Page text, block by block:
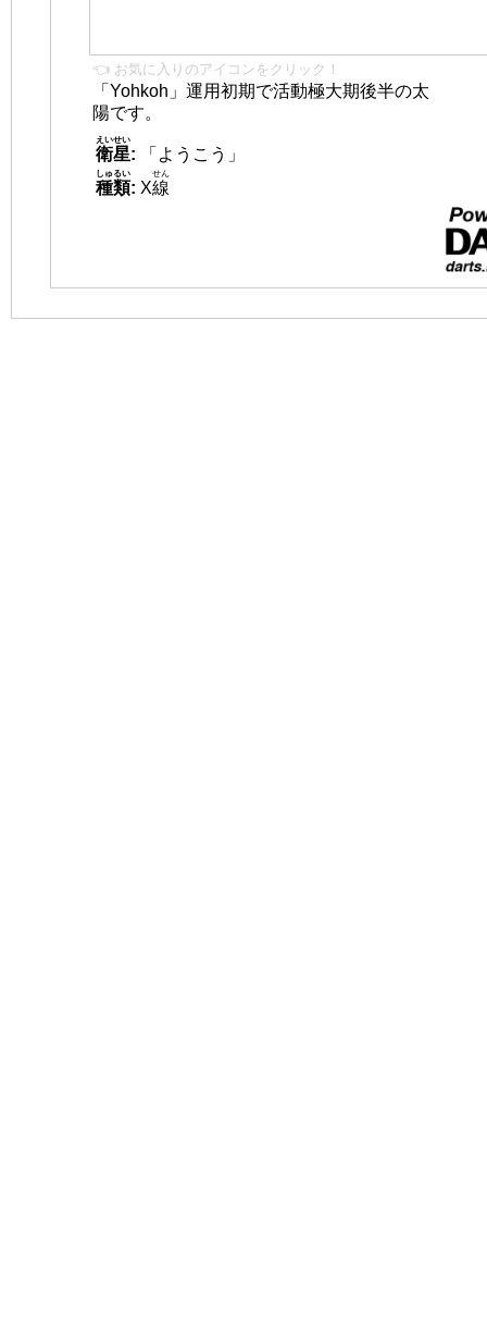
👈 お気に入りのアイコンをクリック！
「Yohkoh」運用初期で活動極大期後半の太
陽です。
衛星
えいせい
:
「ようこう」
種類
しゅるい
: X線
せん